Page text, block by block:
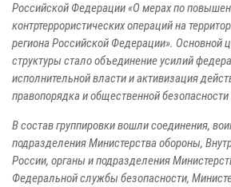
Российской Федерации «О мерах по
контртеррористических операций на
региона Российской Федерации». Основной
структуры стало объединение усилий
исполнительной власти и активизация
правопорядка и общественной
В состав группировки вошли соединения,
подразделения Министерства обороны,
России, органы и подразделения
Федеральной службы безопасности,